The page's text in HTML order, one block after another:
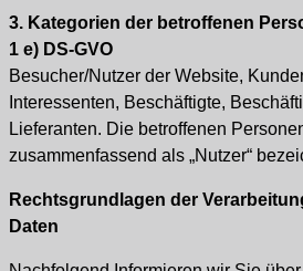
3. Kategorien der betroffenen
1 e) DS-GVO
Besucher/Nutzer der Website,
Interessenten, Beschäftigte,
Lieferanten. Die betroffenen
zusammenfassend als „Nutzer“
Rechtsgrundlagen der
Daten